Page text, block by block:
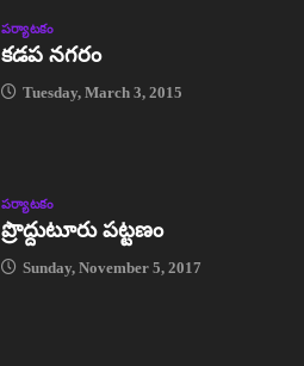
పర్యాటకం
కడప నగరం
Tuesday, March 3, 2015
పర్యాటకం
ప్రొద్దుటూరు పట్టణం
Sunday, November 5, 2017